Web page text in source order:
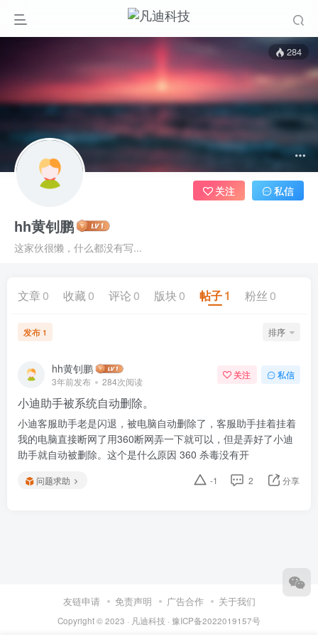
284
hh黄钊鹏
这家伙很懒，什么都没有写...
关注 私信
文章0 收藏 0 评论 0 版块 0 帖子1 粉丝 0
发布 1 排序
hh黄钊鹏
3年前发布 284次阅读
关注 私信
小迪助手被系统自动删除。
小迪客服助手老是闪退，被电脑自动删除了，客服助手挂着挂着
我的电脑直接断网了用360断网弄一下就可以，但是弄好了小迪
助手就自动被删除。这个是什么原因 360 杀毒没有开
问题求助 -1 2 分享
友链申请 免责声明 广告合作 关于我们
Copyright © 2023 · 凡迪科技 · 豫ICP备2022019157号